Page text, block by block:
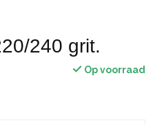
240 grit.
Op voorraad